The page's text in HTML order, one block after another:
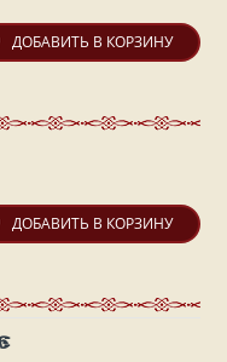
ДОБАВИТЬ В КОРЗИНУ
ДОБАВИТЬ В КОРЗИНУ